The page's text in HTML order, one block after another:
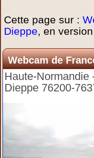
Cette page sur :
Dieppe, en version
Webcam de
Dieppe
Haute-Normandie
Dieppe 76200-